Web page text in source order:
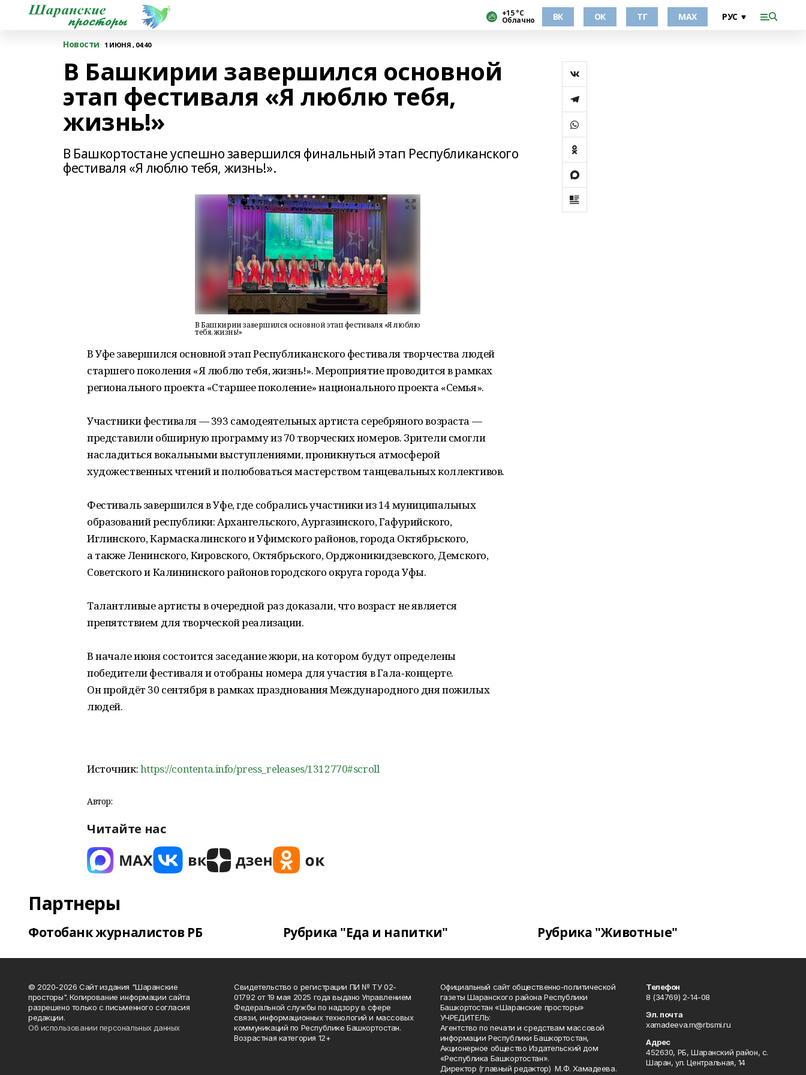
+15 °С
Облачно ВК ОК ТГ МАХ
Новости 1 ИЮНЯ , 04:40
В Башкирии завершился основной
этап фестиваля «Я люблю тебя,
жизнь!»
В Башкортостане успешно завершился финальный этап Республиканского
фестиваля «Я люблю тебя, жизнь!».
В Башкирии завершился основной этап фестиваля «Я люблю
тебя, жизнь!»
В Уфе завершился основной этап Республиканского фестиваля творчества людей
старшего поколения «Я люблю тебя, жизнь!». Мероприятие проводится в рамках
регионального проекта «Старшее поколение» национального проекта «Семья».
Участники фестиваля — 393 самодеятельных артиста серебряного возраста —
представили обширную программу из 70 творческих номеров. Зрители смогли
насладиться вокальными выступлениями, проникнуться атмосферой
художественных чтений и полюбоваться мастерством танцевальных коллективов.
Фестиваль завершился в Уфе, где собрались участники из 14 муниципальных
образований республики: Архангельского, Аургазинского, Гафурийского,
Иглинского, Кармаскалинского и Уфимского районов, города Октябрьского,
а также Ленинского, Кировского, Октябрьского, Орджоникидзевского, Демского,
Советского и Калининского районов городского округа города Уфы.
Талантливые артисты в очередной раз доказали, что возраст не является
препятствием для творческой реализации.
В начале июня состоится заседание жюри, на котором будут определены
победители фестиваля и отобраны номера для участия в Гала‑концерте.
Он пройдёт 30 сентября в рамках празднования Международного дня пожилых
людей.
Источник:https://contenta.info/press_releases/1312770#scroll
Автор:
Читайте нас
Партнеры
Фотобанк журналистов РБ Рубрика "Еда и напитки" Рубрика "Животные"
© 2020-2026 Сайт издания "Шаранские
просторы". Копирование информации сайта
разрешено только с письменного согласия
редакции.
Об использовании персональных данных
Свидетельство о регистрации ПИ № ТУ 02-
01792 от 19 мая 2025 года выдано Управлением
Федеральной службы по надзору в сфере
связи, информационных технологий и массовых
коммуникаций по Республике Башкортостан.
Возрастная категория 12+
Официальный сайт общественно-политической
газеты Шаранского района Республики
Башкортостан «Шаранские просторы»
УЧРЕДИТЕЛЬ:
Агентство по печати и средствам массовой
информации Республики Башкортостан,
Акционерное общество Издательский дом
«Республика Башкортостан».
Директор (главный редактор) М.Ф. Хамадеева.
Телефон
8 (34769) 2-14-08
Эл. почта
xamadeeva.m@rbsmi.ru
Адрес
452630, РБ, Шаранский район, с.
Шаран, ул. Центральная, 14